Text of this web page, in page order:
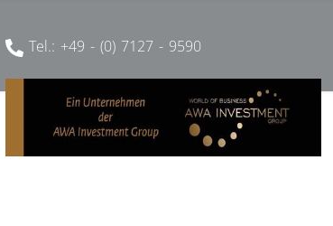
Tel.: +49 - (0) 7127 - 9590